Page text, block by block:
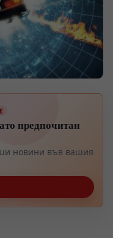
предпочитан
новини във вашия